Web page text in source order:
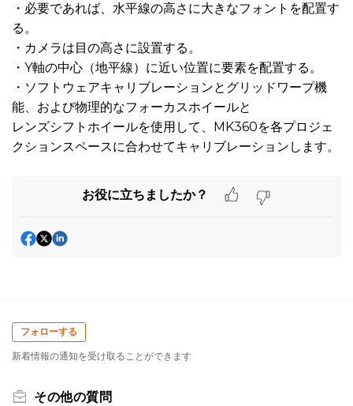
・必要であれば、水平線の高さに大きなフォントを配置す
る。
・カメラは目の高さに設置する。
・Y軸の中心（地平線）に近い位置に要素を配置する。
・ソフトウェアキャリブレーションとグリッドワープ機
能、および物理的なフォーカスホイールと
レンズシフトホイールを使用して、MK360を各プロジェ
クションスペースに合わせてキャリブレーションします。
お役に立ちましたか？
フォローする
新着情報の通知を受け取ることができます
その他の質問